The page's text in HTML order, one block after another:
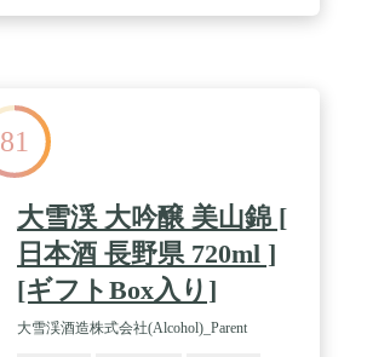
81
大雪渓 大吟醸 美山錦 [
日本酒 長野県 720ml ]
[ギフトBox入り]
大雪渓酒造株式会社(Alcohol)_Parent